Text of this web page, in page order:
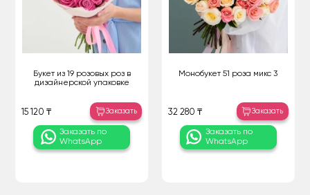
Букет из 19 розовых роз в
дизайнерской упаковке
15 120 ₸ Заказать
Заказать по
WhatsApp
Монобукет 51 роза микс 3
32 280 ₸ Заказать
Заказать по
WhatsApp